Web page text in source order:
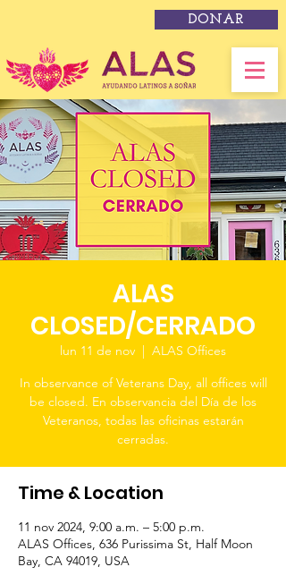
DONAR
ALAS
CLOSED/CERRADO
lun 11 de nov
  |
ALAS Offices
In observance of Veterans Day, all offices will
be closed. En observancia del Día de los
Veteranos, todas las oficinas estarán
cerradas.
Time & Location
11 nov 2024, 9:00 a.m. – 5:00 p.m.
ALAS Offices, 636 Purissima St, Half Moon
Bay, CA 94019, USA